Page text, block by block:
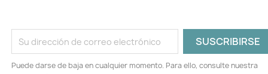
Puede darse de baja en cualquier momento. Para ello, consulte nuestra